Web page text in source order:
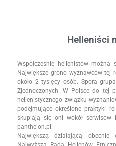
Helleniści
Współcześnie hellenistów
Największe grono wyznawców tej
około 2 tysięcy osób. Spora
Zjednoczonych. W Polsce do tej
hellenistycznego związku
podejmujące określone praktyki
skupiają się oni wokół serwisów
pantheion.pl.
Największą działającą obecnie
Najwyższa Rada Hellenów